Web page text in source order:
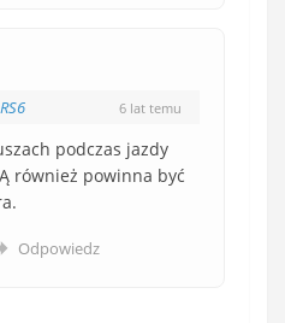
6 lat temu
podczas jazdy
również powinna być
Odpowiedz